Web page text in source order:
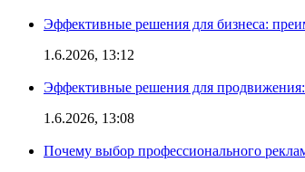
Эффективные решения для бизнеса:
1.6.2026, 13:12
Эффективные решения для
1.6.2026, 13:08
Почему выбор профессионального